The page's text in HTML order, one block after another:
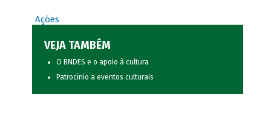
Ações
VEJA TAMBÉM
O BNDES e o apoio à cultura
Patrocínio a eventos culturais